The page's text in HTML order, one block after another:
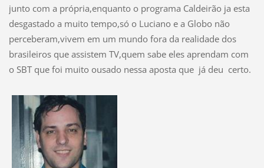
junto com a própria,enquanto o programa Caldeirão ja esta
desgastado a muito tempo,só o Luciano e a Globo não
perceberam,vivem em um mundo fora da realidade dos
brasileiros que assistem TV,quem sabe eles aprendam com
o SBT que foi muito ousado nessa aposta que já deu certo.